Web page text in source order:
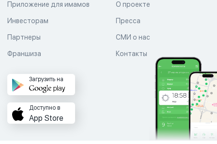
Приложение для имамов О проекте
Пресса
СМИ о нас
Контакты
Инвесторам
Партнеры
Франшиза
Загрузить на
Доступно в
App Store